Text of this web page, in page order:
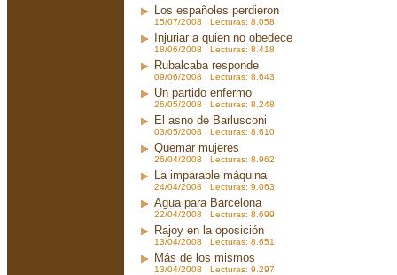
Los españoles perdieron
15/07/2008 Lecturas: 8.058
Injuriar a quien no obedece
18/06/2008 Lecturas: 8.418
Rubalcaba responde
09/06/2008 Lecturas: 8.643
Un partido enfermo
26/05/2008 Lecturas: 8.248
El asno de Barlusconi
03/05/2008 Lecturas: 8.610
Quemar mujeres
26/04/2008 Lecturas: 8.962
La imparable máquina
24/04/2008 Lecturas: 9.063
Agua para Barcelona
22/04/2008 Lecturas: 8.699
Rajoy en la oposición
13/04/2008 Lecturas: 8.651
Más de los mismos
13/04/2008 Lecturas: 9.297